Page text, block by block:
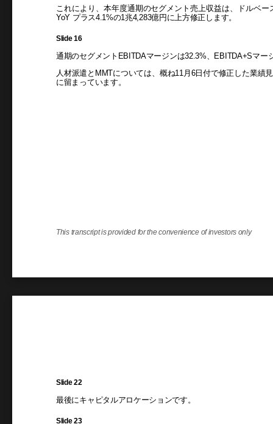
これにより、本年度通期のセグメント売上収益は、ドルベ
YoY プラス4.1%の1兆4,283億円に上方修正します。
Slide 16
通期のセグメントEBITDAマージンは32.3%、EBITDA+Sマー
人材派遣とMMTについては、概ね11月6日付で修正した業績
に留まっています。
This transcript is provided for the convenience of investors only
Slide 22
最後にキャピタルアロケーションです。
Slide 23